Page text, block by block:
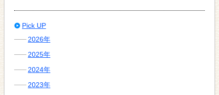
Pick UP
2026年
2025年
2024年
2023年